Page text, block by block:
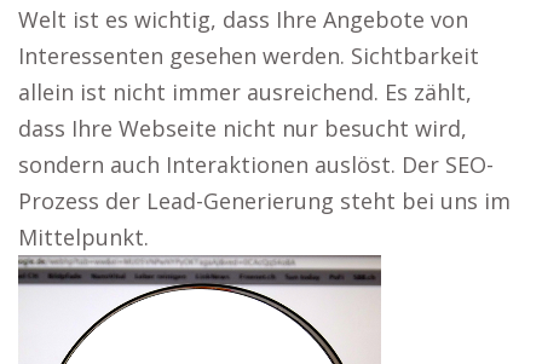
Welt ist es wichtig, dass Ihre Angebote von
Interessenten gesehen werden. Sichtbarkeit
allein ist nicht immer ausreichend. Es zählt,
dass Ihre Webseite nicht nur besucht wird,
sondern auch Interaktionen auslöst. Der SEO-
Prozess der Lead-Generierung steht bei uns im
Mittelpunkt.